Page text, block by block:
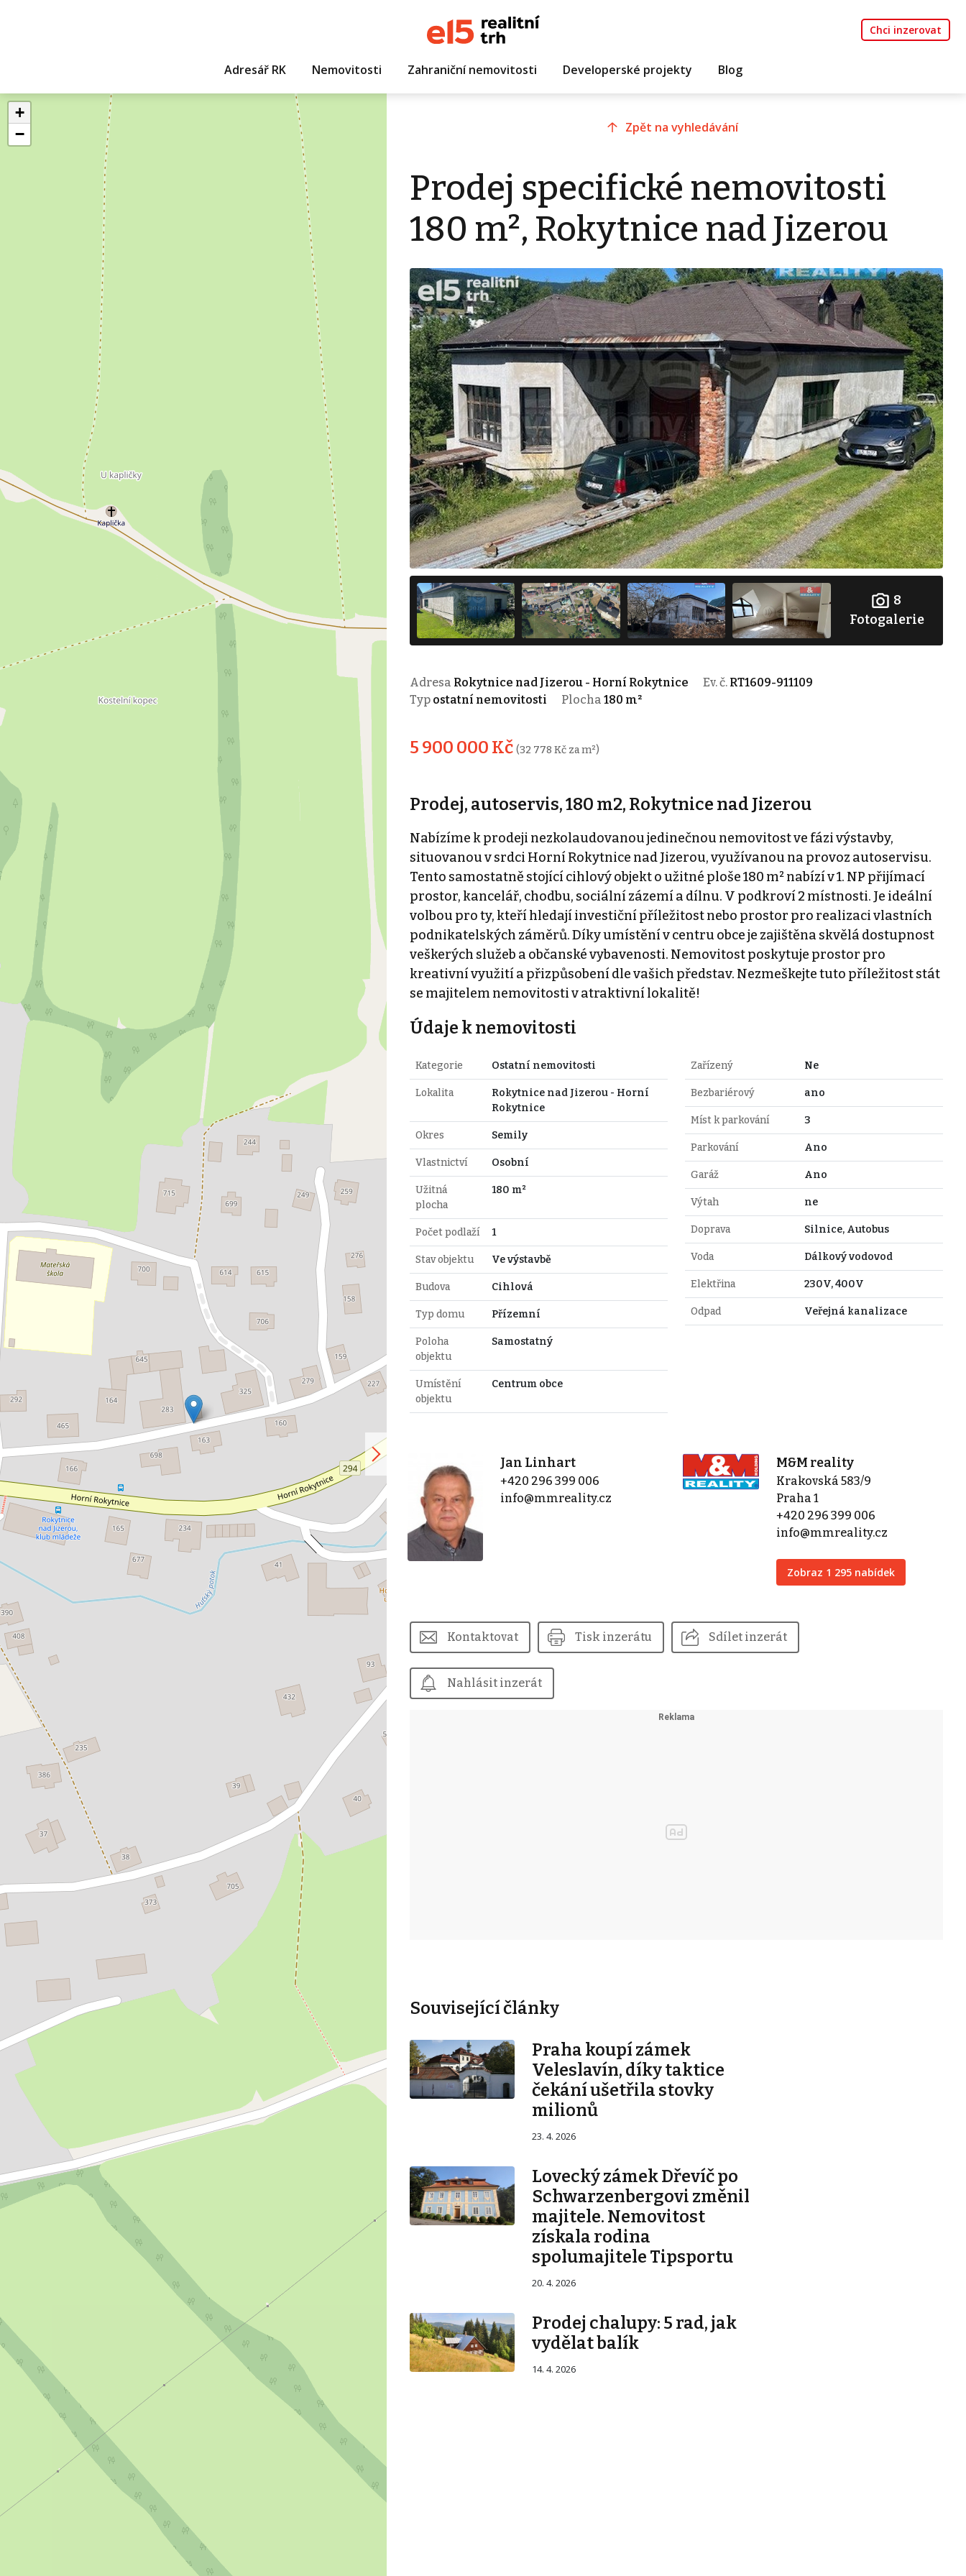
Chci inzerovat
Adresář RK Nemovitosti Zahraniční nemovitosti Developerské projekty Blog
+
−
Zpět na vyhledávání
Prodej specifické nemovitosti
180 m², Rokytnice nad Jizerou
8
Fotogalerie
Adresa Rokytnice nad Jizerou - Horní Rokytnice Ev. č. RT1609-911109
Typ ostatní nemovitosti Plocha 180 m²
5 900 000 Kč (32 778 Kč za m²)
Prodej, autoservis, 180 m2, Rokytnice nad Jizerou
Nabízíme k prodeji nezkolaudovanou jedinečnou nemovitost ve fázi výstavby,
situovanou v srdci Horní Rokytnice nad Jizerou, využívanou na provoz autoservisu.
Tento samostatně stojící cihlový objekt o užitné ploše 180 m² nabízí v 1. NP přijímací
prostor, kancelář, chodbu, sociální zázemí a dílnu. V podkroví 2 místnosti. Je ideální
volbou pro ty, kteří hledají investiční příležitost nebo prostor pro realizaci vlastních
podnikatelských záměrů. Díky umístění v centru obce je zajištěna skvělá dostupnost
veškerých služeb a občanské vybavenosti. Nemovitost poskytuje prostor pro
kreativní využití a přizpůsobení dle vašich představ. Nezmeškejte tuto příležitost stát
se majitelem nemovitosti v atraktivní lokalitě!
Údaje k nemovitosti
Kategorie Ostatní nemovitosti
Lokalita
Rokytnice nad Jizerou - Horní
Rokytnice
Okres Semily
Vlastnictví Osobní
Užitná
plocha
180 m²
Počet podlaží 1
Stav objektu Ve výstavbě
Budova Cihlová
Typ domu Přízemní
Poloha
objektu
Samostatný
Umístění
objektu
Centrum obce
Zařízený Ne
Bezbariérový ano
Míst k parkování 3
Parkování Ano
Garáž Ano
Výtah ne
Doprava Silnice, Autobus
Voda Dálkový vodovod
Elektřina 230V, 400V
Odpad Veřejná kanalizace
Jan Linhart
+420 296 399 006
info@mmreality.cz
M&M reality
Krakovská 583/9
Praha 1
+420 296 399 006
info@mmreality.cz
Zobraz 1 295 nabídek
Kontaktovat Tisk inzerátu Sdílet inzerát
Nahlásit inzerát
Související články
Praha koupí zámek
Veleslavín, díky taktice
čekání ušetřila stovky
milionů
23. 4. 2026
Lovecký zámek Dřevíč po
Schwarzenbergovi změnil
majitele. Nemovitost
získala rodina
spolumajitele Tipsportu
20. 4. 2026
Prodej chalupy: 5 rad, jak
vydělat balík
14. 4. 2026